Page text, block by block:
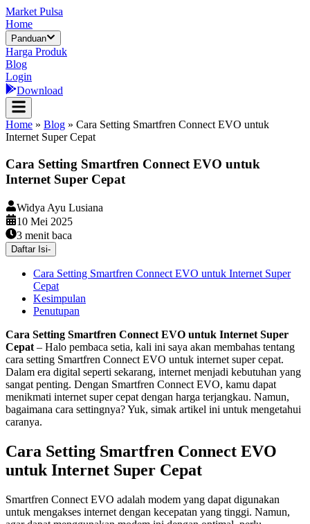
Market Pulsa
Home
Panduan
Harga Produk
Blog
Login
Download
Home » Blog » Cara Setting Smartfren Connect EVO untuk
Internet Super Cepat
Cara Setting Smartfren Connect EVO untuk
Internet Super Cepat
Widya Ayu Lusiana
10 Mei 2025
3 menit baca
Daftar Isi-
Cara Setting Smartfren Connect EVO untuk Internet Super
Cepat
Kesimpulan
Penutupan
Cara Setting Smartfren Connect EVO untuk Internet Super
Cepat – Halo pembaca setia, kali ini saya akan membahas tentang
cara setting Smartfren Connect EVO untuk internet super cepat.
Dalam era digital seperti sekarang, internet menjadi kebutuhan yang
sangat penting. Dengan Smartfren Connect EVO, kamu dapat
menikmati internet super cepat dengan harga terjangkau. Namun,
bagaimana cara settingnya? Yuk, simak artikel ini untuk mengetahui
caranya.
Cara Setting Smartfren Connect EVO
untuk Internet Super Cepat
Smartfren Connect EVO adalah modem yang dapat digunakan
untuk mengakses internet dengan kecepatan yang tinggi. Namun,